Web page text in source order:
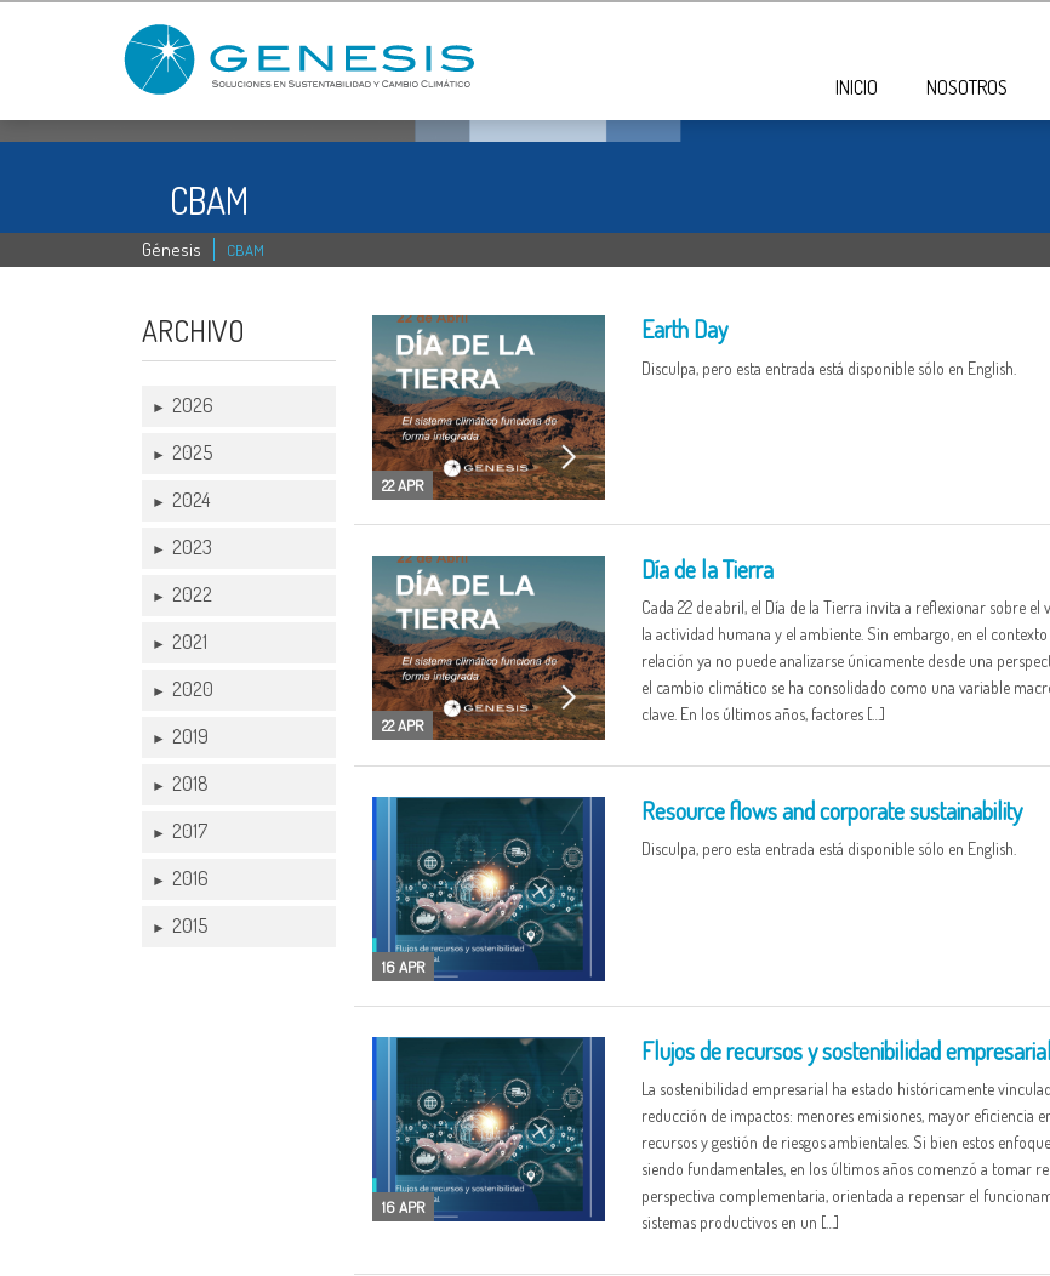
INICIO NOSOTROS
CBAM
Génesis CBAM
ARCHIVO
► 2026
► 2025
► 2024
► 2023
► 2022
► 2021
► 2020
► 2019
► 2018
► 2017
► 2016
► 2015
22 APR
Earth Day
Disculpa, pero esta entrada está disponible sólo en English.
22 APR
Día de la Tierra
Cada 22 de abril, el Día de la Tierra invita a reflexionar sobre el
la actividad humana y el ambiente. Sin embargo, en el contexto
relación ya no puede analizarse únicamente desde una
el cambio climático se ha consolidado como una variable
clave. En los últimos años, factores […]
16 APR
Resource flows and corporate sustainability
Disculpa, pero esta entrada está disponible sólo en English.
16 APR
Flujos de recursos y sostenibilidad empresarial
La sostenibilidad empresarial ha estado históricamente
reducción de impactos: menores emisiones, mayor eficiencia
recursos y gestión de riesgos ambientales. Si bien estos
siendo fundamentales, en los últimos años comenzó a tomar
perspectiva complementaria, orientada a repensar el
sistemas productivos en un […]